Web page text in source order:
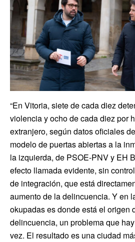
“En Vitoria, siete de cada diez
violencia y ocho de cada diez por
extranjero, según datos oficiales
modelo de puertas abiertas a la
la izquierda, de PSOE-PNV y EH
efecto llamada evidente, sin
de integración, que está
aumento de la delincuencia. Y en
okupadas es donde está el origen
delincuencia, un problema que
vez. El resultado es una ciudad